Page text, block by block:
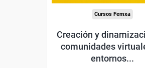
Cursos Femxa
Creación y
comunidades
entornos...